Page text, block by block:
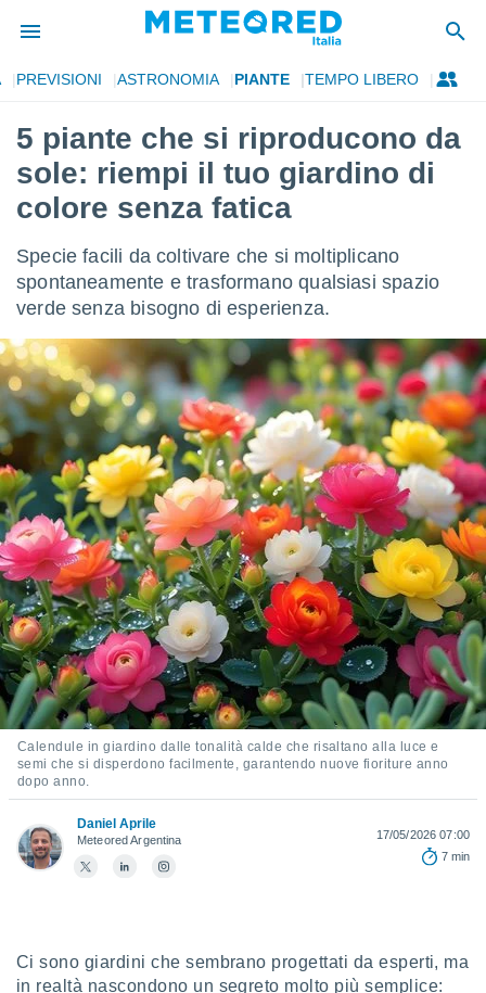
di
per
le
di
a
Web
le
i
simili,
di
la
per
a
è
ACCETTA
E
CONTINUA
IMPOSTAZIONI
PREVISIONI ASTRONOMIA PIANTE TEMPO LIBERO
5 piante che si riproducono da
sole: riempi il tuo giardino di
colore senza fatica
Specie facili da coltivare che si moltiplicano
spontaneamente e trasformano qualsiasi spazio
verde senza bisogno di esperienza.
Calendule in giardino dalle tonalità calde che risaltano alla luce e
semi che si disperdono facilmente, garantendo nuove fioriture anno
dopo anno.
Daniel Aprile
Meteored Argentina
17/05/2026 07:00
7 min
Ci sono giardini che sembrano progettati da esperti, ma
in realtà nascondono un segreto molto più semplice: